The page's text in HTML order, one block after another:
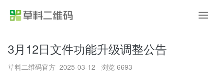
首页
产品功能
3月12日文件功能升级调整公告
草料二维码官方 2025-03-12 浏览 6693